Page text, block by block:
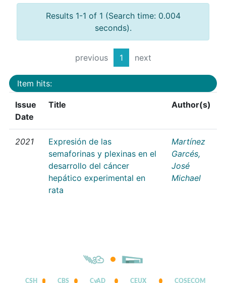
Results 1-1 of 1 (Search time: 0.004
seconds).
previous 1 next
Item hits:
Issue
Date
Title Author(s)
2021
Expresión de las
semaforinas y plexinas en el
desarrollo del cáncer
hepático experimental en
rata
Martínez
Garcés,
José
Michael
CSH CBS CyAD CEUX COSECOM